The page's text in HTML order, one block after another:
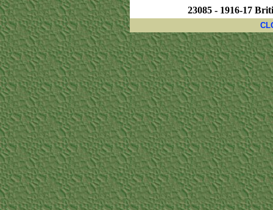
23085 - 1916-17